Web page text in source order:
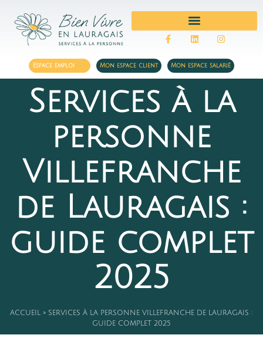
Espace emploi Mon espace client Mon espace salarié
Services à la
personne
Villefranche
de Lauragais :
guide complet
2025
ACCUEIL » SERVICES À LA PERSONNE VILLEFRANCHE DE LAURAGAIS :
GUIDE COMPLET 2025